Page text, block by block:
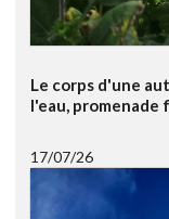
Le corps d'une
l'eau, promenade
17/07/26